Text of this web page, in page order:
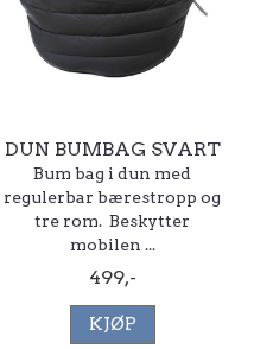
DUN BUMBAG SVART
Bum bag i dun med
regulerbar bærestropp og
tre rom. Beskytter
mobilen ...
499,-
KJØP